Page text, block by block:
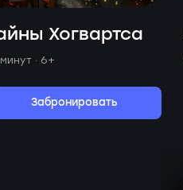
Хогвартса
· 6+
Забронировать